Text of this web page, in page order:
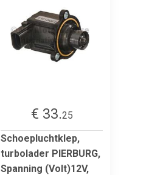
€ 33.25
Schoepluchtklep,
turbolader PIERBURG,
Spanning (Volt)12V,